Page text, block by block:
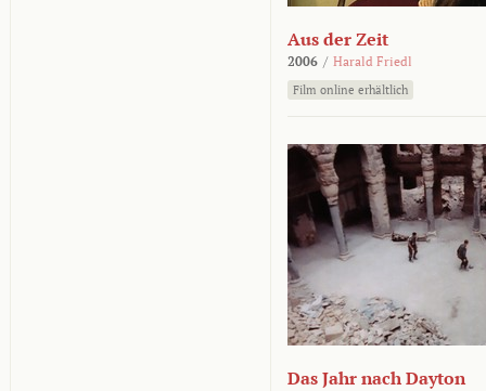
Aus der Zeit
2006 / Harald Friedl
Film online erhältlich
Das Jahr nach Dayton